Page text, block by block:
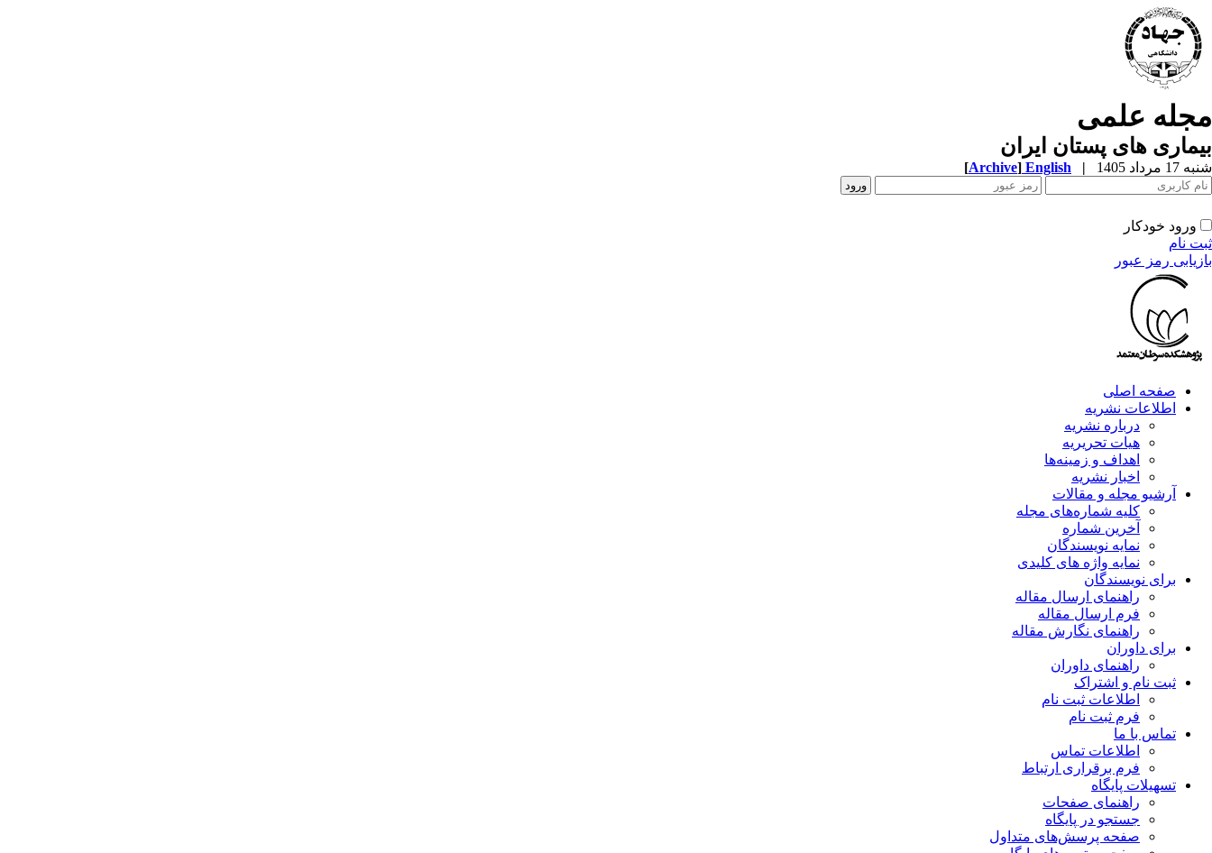
مجله علمی
بیماری های پستان ایران
شنبه 17 مرداد 1405 |
English
[Archive]
ورود خودکار
ثبت نام
بازیابی رمز عبور
صفحه اصلی
اطلاعات نشریه
درباره نشریه
هیات تحریریه
اهداف و زمینه‌ها
اخبار نشریه
آرشیو مجله و مقالات
کلیه شماره‌های مجله
آخرین شماره
نمایه نویسندگان
نمایه واژه های کلیدی
برای نویسندگان
راهنمای ارسال مقاله
فرم ارسال مقاله
راهنمای نگارش مقاله
برای داوران
راهنمای داوران
ثبت نام و اشتراک
اطلاعات ثبت نام
فرم ثبت نام
تماس با ما
اطلاعات تماس
فرم برقراری ارتباط
تسهیلات پایگاه
راهنمای صفحات
جستجو در پایگاه
صفحه پرسش‌های متداول